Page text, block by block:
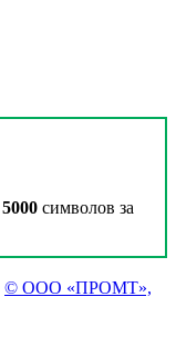
5000 символов за
© ООО «ПРОМТ»,